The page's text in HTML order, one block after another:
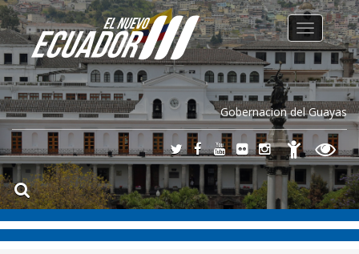
Gobernacion del Guayas
Toggle
navigation